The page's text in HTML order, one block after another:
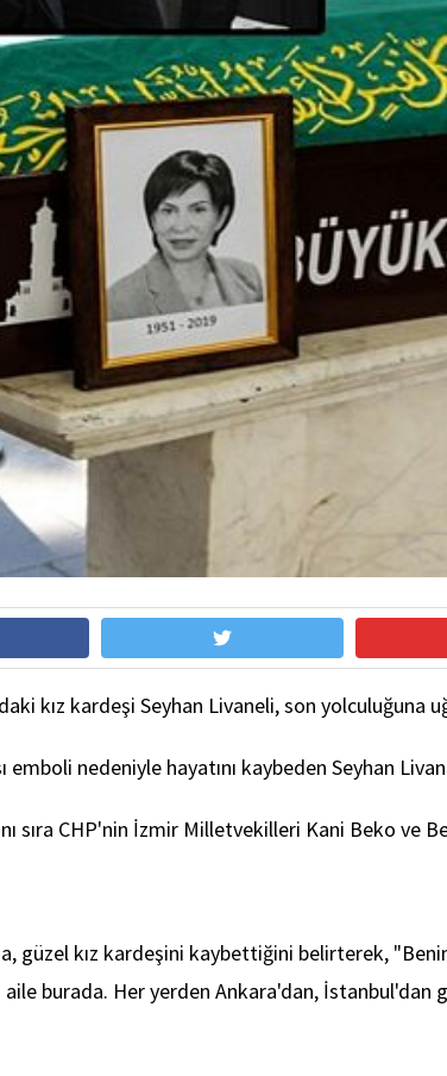
kız kardeşi Seyhan Livaneli, son yolculuğuna
nedeniyle hayatını kaybeden Seyhan
sıra CHP'nin İzmir Milletvekilleri Kani Beko ve
güzel kız kardeşini kaybettiğini belirterek,
burada. Her yerden Ankara'dan,